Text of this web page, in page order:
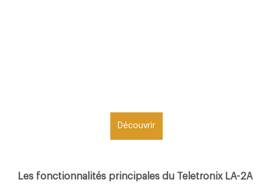
Découvrir
Les fonctionnalités principales du Teletronix LA-2A